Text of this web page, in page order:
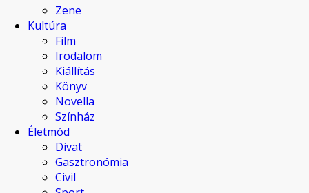
Zene
Kultúra
Film
Irodalom
Kiállítás
Könyv
Novella
Színház
Életmód
Divat
Gasztronómia
Civil